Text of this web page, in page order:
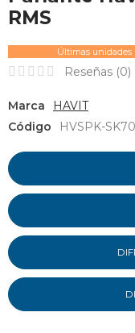
RMS
Últimas unidades
Reseñas (0)
Marca
HAVIT
Código
HVSPK-